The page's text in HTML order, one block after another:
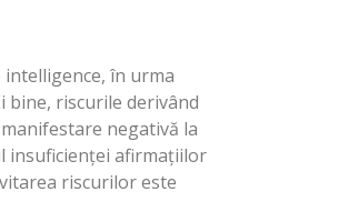
în urma
bine, riscurile derivând
negativă la
insuficienţei afirmaţiilor
riscurilor este